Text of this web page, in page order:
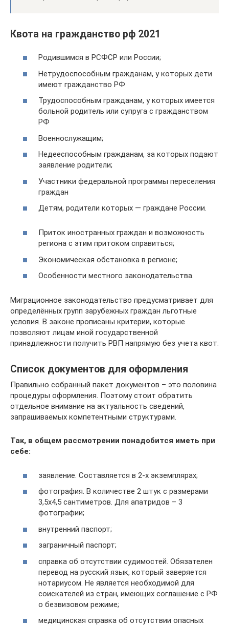
Квота на гражданство рф 2021
Родившимся в РСФСР или России;
Нетрудоспособным гражданам, у которых дети
имеют гражданство РФ
Трудоспособным гражданам, у которых имеется
больной родитель или супруга с гражданством
РФ
Военнослужащим;
Недееспособным гражданам, за которых подают
заявление родители;
Участники федеральной программы переселения
граждан
Детям, родители которых — граждане России.
Приток иностранных граждан и возможность
региона с этим притоком справиться;
Экономическая обстановка в регионе;
Особенности местного законодательства.
Миграционное законодательство предусматривает для
определённых групп зарубежных граждан льготные
условия. В законе прописаны критерии, которые
позволяют лицам иной государственной
принадлежности получить РВП напрямую без учета квот.
Список документов для оформления
Правильно собранный пакет документов – это половина
процедуры оформления. Поэтому стоит обратить
отдельное внимание на актуальность сведений,
запрашиваемых компетентными структурами.
Так, в общем рассмотрении понадобится иметь при
себе:
заявление. Составляется в 2-х экземплярах;
фотография. В количестве 2 штук с размерами
3,5х4,5 сантиметров. Для апатридов – 3
фотографии;
внутренний паспорт;
заграничный паспорт;
справка об отсутствии судимостей. Обязателен
перевод на русский язык, который заверяется
нотариусом. Не является необходимой для
соискателей из стран, имеющих соглашение с РФ
о безвизовом режиме;
медицинская справка об отсутствии опасных